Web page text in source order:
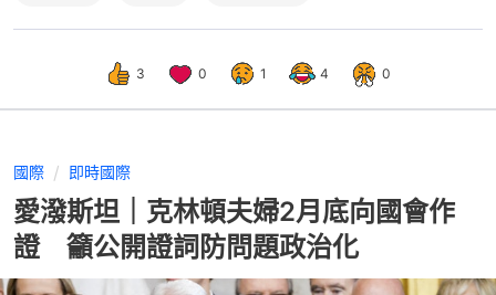
3 0 1 4 0
國際 即時國際
愛潑斯坦｜克林頓夫婦2月底向國會作
證 籲公開證詞防問題政治化